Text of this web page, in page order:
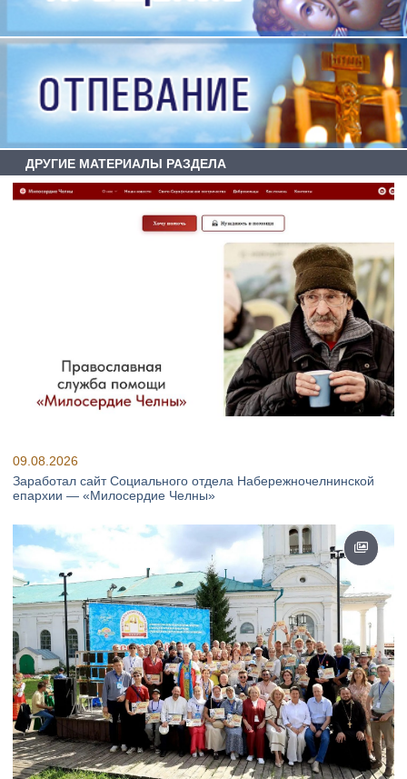
ДРУГИЕ МАТЕРИАЛЫ РАЗДЕЛА
09.08.2026
Заработал сайт Социального отдела Набережночелнинской
епархии — «Милосердие Челны»